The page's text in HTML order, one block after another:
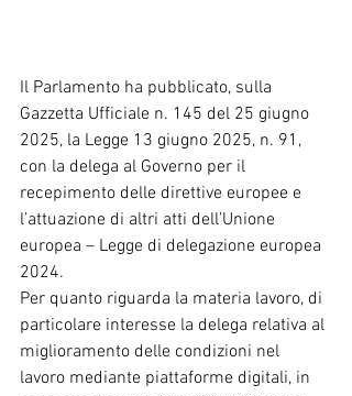
Il Parlamento ha pubblicato, sulla
Gazzetta Ufficiale n. 145 del 25 giugno
2025, la Legge 13 giugno 2025, n. 91,
con la delega al Governo per il
recepimento delle direttive europee e
l’attuazione di altri atti dell’Unione
europea – Legge di delegazione europea
2024.
Per quanto riguarda la materia lavoro, di
particolare interesse la delega relativa al
miglioramento delle condizioni nel
lavoro mediante piattaforme digitali, in